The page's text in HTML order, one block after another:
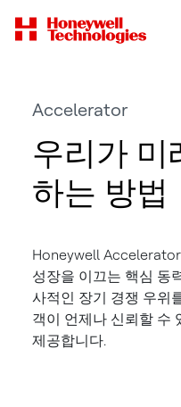
Accelerator
우리가 미
하는 방법
Honeywell
성장을 이끄는 핵심 동
사적인 장기 경쟁 우위
객이 언제나 신뢰할 수
제공합니다.